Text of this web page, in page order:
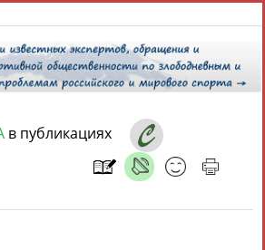
августа 2026 года,09:11
в публикациях